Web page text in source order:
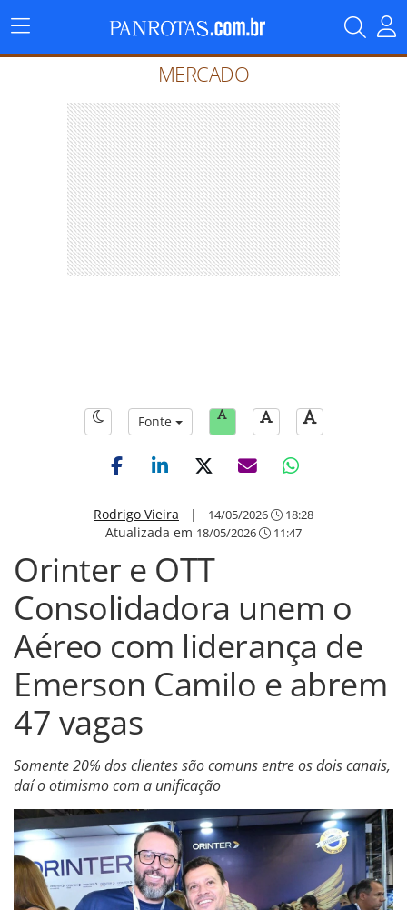
Menu
Principal
MERCADO
Fonte
Rodrigo Vieira | 14/05/2026 18:28
Atualizada em 18/05/2026 11:47
Orinter e OTT
Consolidadora unem o
Aéreo com liderança de
Emerson Camilo e abrem
47 vagas
Somente 20% dos clientes são comuns entre os dois canais,
daí o otimismo com a unificação